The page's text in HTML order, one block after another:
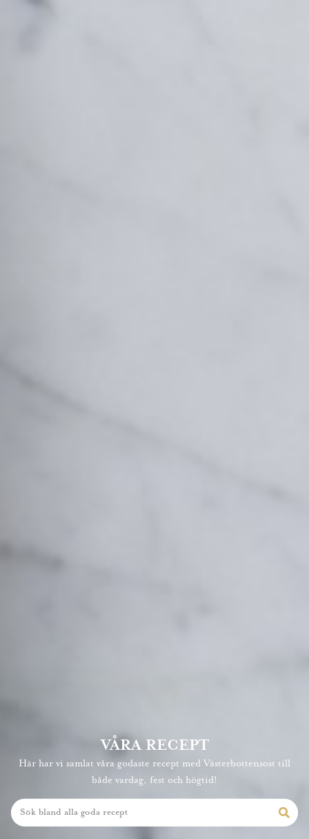
VÅRA RECEPT
Här har vi samlat våra godaste recept med Västerbottensost till
både vardag, fest och högtid!